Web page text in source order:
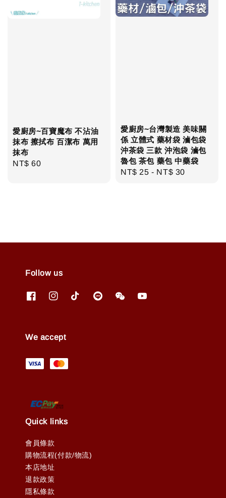
愛廚房~百寶魔布 不沾油
抹布 擦拭布 百潔布 萬用
抹布
Regular
NT$ 60
愛廚房~台灣製造 美味關
係 立體式 藥材袋 滷包袋
沖茶袋 三款 沖泡袋 滷包
魯包 茶包 藥包 中藥袋
Regular
NT$ 25 - NT$ 30
Follow us
We accept
Quick links
會員條款
購物流程(付款/物流)
本店地址
退款政策
隱私條款